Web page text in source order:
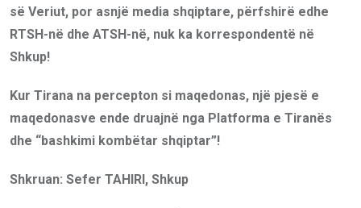
së Veriut, por asnjë media shqiptare, përfshirë edhe
RTSH-në dhe ATSH-në, nuk ka korrespondentë në
Shkup!
Kur Tirana na percepton si maqedonas, një pjesë e
maqedonasve ende druajnë nga Platforma e Tiranës
dhe “bashkimi kombëtar shqiptar”!
Shkruan: Sefer TAHIRI, Shkup